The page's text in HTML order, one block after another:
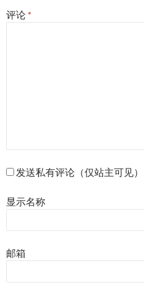
评论 *
发送私有评论（仅站主可见）
显示名称
邮箱